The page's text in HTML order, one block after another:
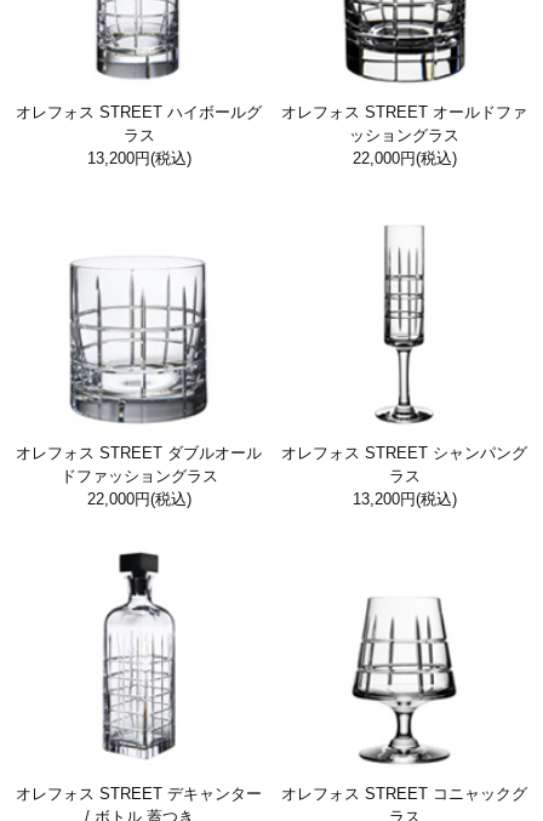
オレフォス STREET ハイボールグ
ラス
13,200円(税込)
オレフォス STREET オールドファ
ッショングラス
22,000円(税込)
オレフォス STREET ダブルオール
ドファッショングラス
22,000円(税込)
オレフォス STREET シャンパング
ラス
13,200円(税込)
オレフォス STREET デキャンター
/ ボトル 蓋つき
オレフォス STREET コニャックグ
ラス